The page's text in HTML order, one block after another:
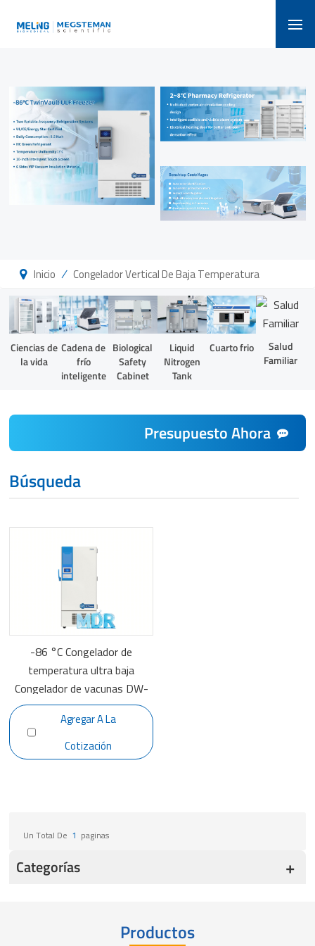
Inicio / Congelador Vertical De Baja Temperatura
Ciencias de
la vida
Cadena de
frío
inteligente
Biological
Safety
Cabinet
Liquid
Nitrogen
Tank
Cuarto frio
Salud
Familiar
Presupuesto Ahora
Búsqueda
-86 °C Congelador de
temperatura ultra baja
Congelador de vacunas DW-
HL528HC
Agregar A La
Cotización
Un Total De 1 Paginas
Categorías
Productos